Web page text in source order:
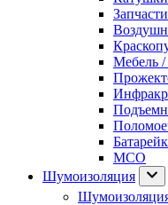
Мебель /
МСО
Шумоизоляция